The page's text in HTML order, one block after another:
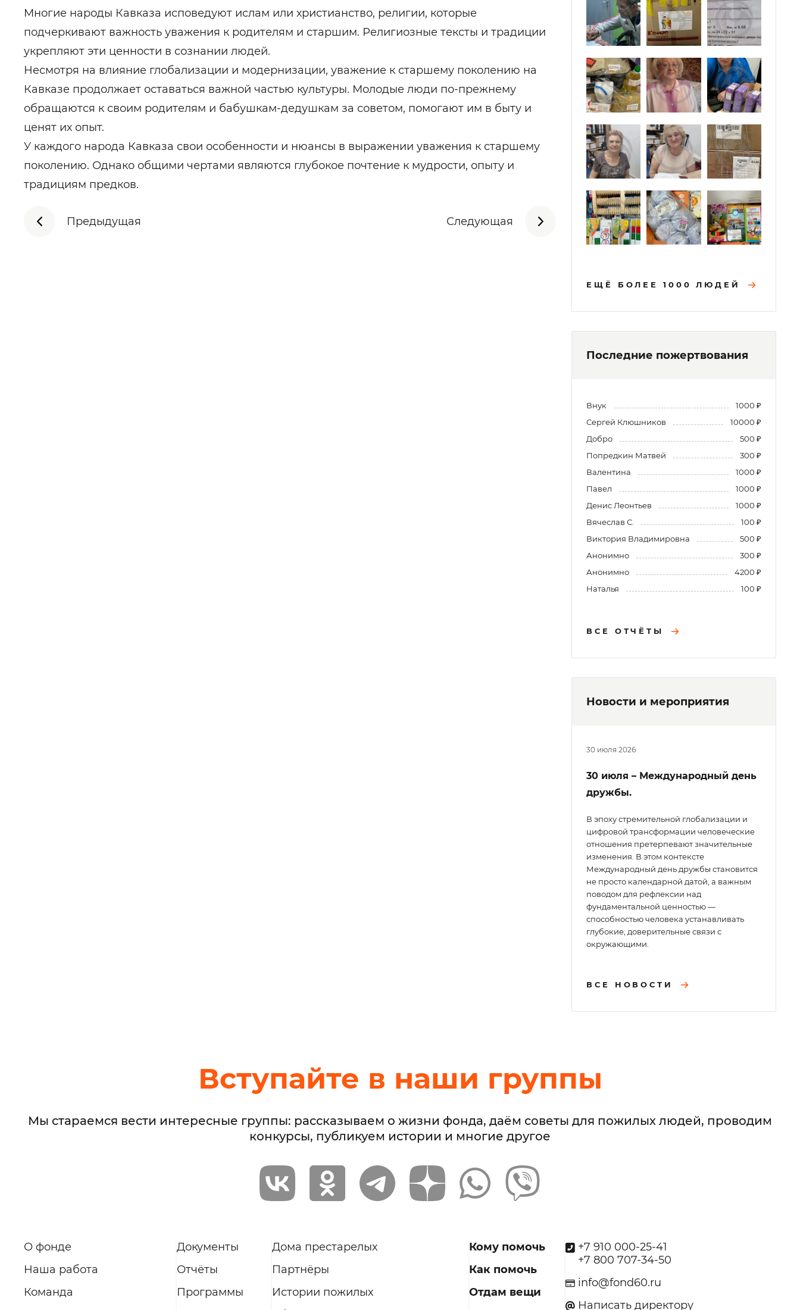
Многие народы Кавказа исповедуют ислам или христианство, религии, которые
подчеркивают важность уважения к родителям и старшим. Религиозные тексты и традиции
укрепляют эти ценности в сознании людей.
Несмотря на влияние глобализации и модернизации, уважение к старшему поколению на
Кавказе продолжает оставаться важной частью культуры. Молодые люди по-прежнему
обращаются к своим родителям и бабушкам-дедушкам за советом, помогают им в быту и
ценят их опыт.
У каждого народа Кавказа свои особенности и нюансы в выражении уважения к старшему
поколению. Однако общими чертами являются глубокое почтение к мудрости, опыту и
традициям предков.
Предыдущая Следующая
ЕЩЁ БОЛЕЕ 1000 ЛЮДЕЙ
Последние пожертвования
Внук
1000 ₽
Сергей Клюшников
10000 ₽
Добро
500 ₽
Попредкин Матвей
300 ₽
Валентина
1000 ₽
Павел
1000 ₽
Денис Леонтьев
1000 ₽
Вячеслав С.
100 ₽
Виктория Владимировна
500 ₽
Анонимно
300 ₽
Анонимно
4200 ₽
Наталья
100 ₽
ВСЕ ОТЧЁТЫ
Новости и мероприятия
30 июля 2026
30 июля – Международный день
дружбы.
В эпоху стремительной глобализации и
цифровой трансформации человеческие
отношения претерпевают значительные
изменения. В этом контексте
Международный день дружбы становится
не просто календарной датой, а важным
поводом для рефлексии над
фундаментальной ценностью —
способностью человека устанавливать
глубокие, доверительные связи с
окружающими.
ВСЕ НОВОСТИ
Вступайте в наши группы
Мы стараемся вести интересные группы: рассказываем о жизни фонда, даём советы для пожилых людей, проводим
конкурсы, публикуем истории и многие другое
О фонде
Наша работа
Команда
Документы
Отчёты
Программы
Дома престарелых
Партнёры
Истории пожилых
Кому помочь
Как помочь
Отдам вещи
+7 910 000-25-41
+7 800 707-34-50
info@fond60.ru
Написать директору